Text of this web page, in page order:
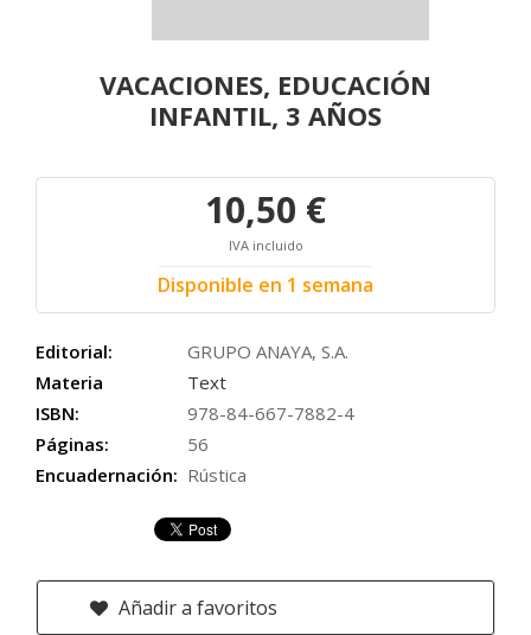
VACACIONES, EDUCACIÓN
INFANTIL, 3 AÑOS
10,50 €
IVA incluido
Disponible en 1 semana
Editorial:
GRUPO ANAYA, S.A.
Materia
Text
ISBN:
978-84-667-7882-4
Páginas:
56
Encuadernación: Rústica
Añadir a favoritos